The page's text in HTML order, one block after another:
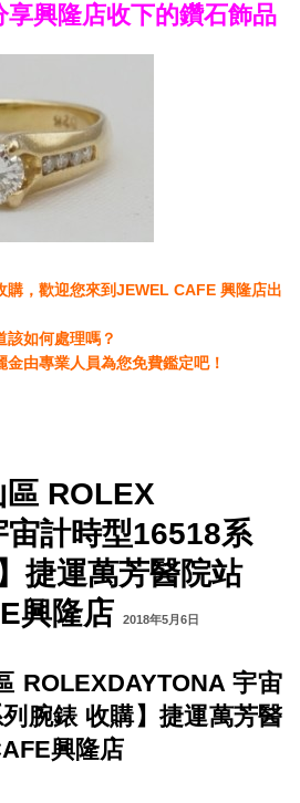
享興隆店收下的鑽石飾品
購，歡迎您來到JEWEL CAFE 興隆店出
該如何處理嗎？
由專業人員為您免費鑑定吧！
區 ROLEX
宙計時型16518系
捷運萬芳醫院站
興隆店
2018年5月6日
ROLEXDAYTONA 宇宙
腕錶 收購】捷運萬芳醫
興隆店